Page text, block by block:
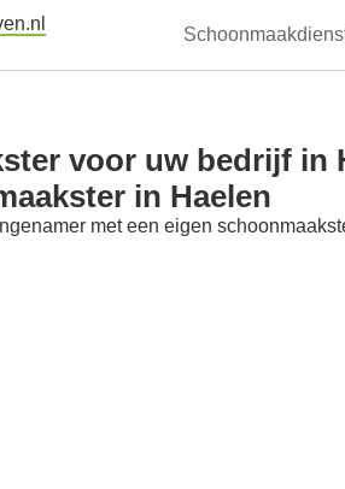
voor uw bedrijf in
in Haelen
met een eigen